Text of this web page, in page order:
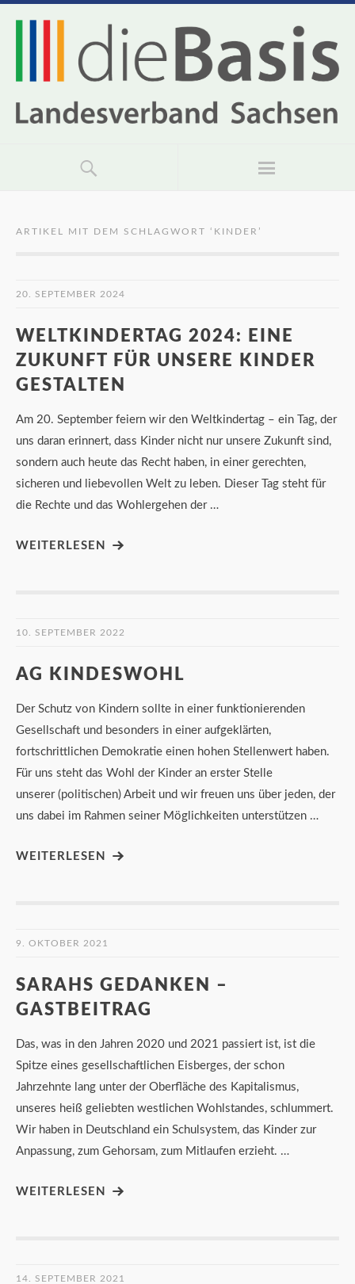
ARTIKEL MIT DEM SCHLAGWORT ‘ KINDER ’
20. SEPTEMBER 2024
WELTKINDERTAG 2024: EINE
ZUKUNFT FÜR UNSERE KINDER
GESTALTEN
Am 20. September feiern wir den Weltkindertag – ein Tag, der
uns daran erinnert, dass Kinder nicht nur unsere Zukunft sind,
sondern auch heute das Recht haben, in einer gerechten,
sicheren und liebevollen Welt zu leben. Dieser Tag steht für
die Rechte und das Wohlergehen der …
WEITERLESEN
10. SEPTEMBER 2022
AG KINDESWOHL
Der Schutz von Kindern sollte in einer funktionierenden
Gesellschaft und besonders in einer aufgeklärten,
fortschrittlichen Demokratie einen hohen Stellenwert haben.
Für uns steht das Wohl der Kinder an erster Stelle
unserer (politischen) Arbeit und wir freuen uns über jeden, der
uns dabei im Rahmen seiner Möglichkeiten unterstützen …
WEITERLESEN
9. OKTOBER 2021
SARAHS GEDANKEN –
GASTBEITRAG
Das, was in den Jahren 2020 und 2021 passiert ist, ist die
Spitze eines gesellschaftlichen Eisberges, der schon
Jahrzehnte lang unter der Oberfläche des Kapitalismus,
unseres heiß geliebten westlichen Wohlstandes, schlummert.
Wir haben in Deutschland ein Schulsystem, das Kinder zur
Anpassung, zum Gehorsam, zum Mitlaufen erzieht. …
WEITERLESEN
14. SEPTEMBER 2021